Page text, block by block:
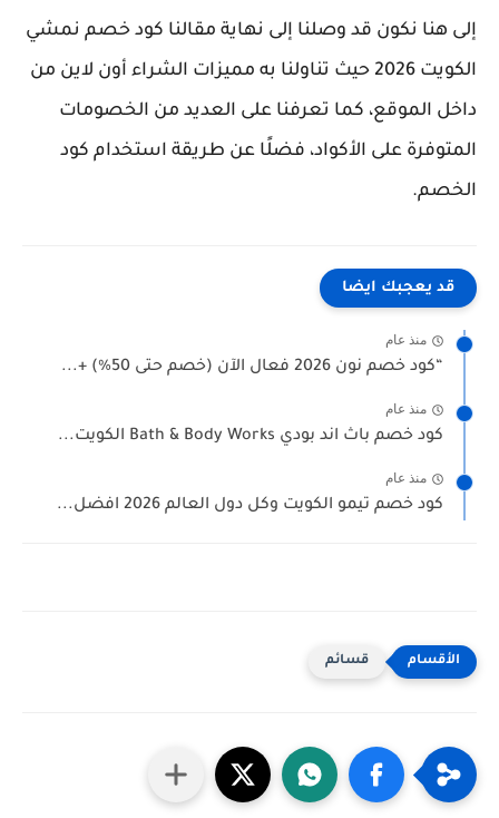
إلى هنا نكون قد وصلنا إلى نهاية مقالنا كود خصم نمشي
الكويت 2026 حيث تناولنا به مميزات الشراء أون لاين من
داخل الموقع، كما تعرفنا على العديد من الخصومات
المتوفرة على الأكواد، فضلًا عن طريقة استخدام كود
الخصم.
قد يعجبك ايضا
منذ عام
“كود خصم نون 2026 فعال الآن (خصم حتى 50%) +...
منذ عام
كود خصم باث اند بودي Bath & Body Works الكويت...
منذ عام
كود خصم تيمو الكويت وكل دول العالم 2026 افضل...
قسائم